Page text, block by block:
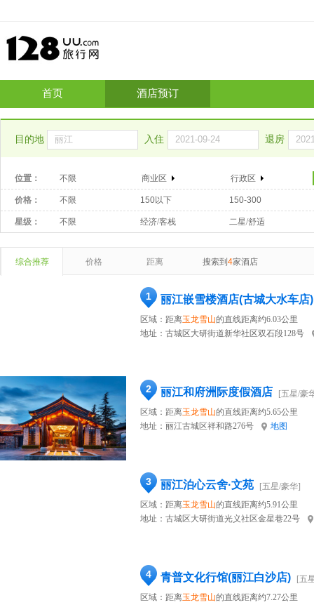
首页 酒店预订
目的地 入住 退房
位置： 不限 商业区 行政区
价格： 不限 150以下 150-300
星级： 不限 经济/客栈 二星/舒适
综合推荐 价格 距离 搜索到 4家酒店
1 丽江嵌雪楼酒店(古城大水车店)
区域：距离玉龙雪山的直线距离约6.03公里
地址： 古城区大研街道新华社区双石段128号
2 丽江和府洲际度假酒店
[五星/豪
区域：距离玉龙雪山的直线距离约5.65公里
地址： 丽江古城区祥和路276号 地图
3 丽江泊心云舍·文苑
[五星/豪华]
区域：距离玉龙雪山的直线距离约5.91公里
地址： 古城区大研街道光义社区金星巷22号
4 青普文化行馆(丽江白沙店)
[五
区域：距离玉龙雪山的直线距离约7.27公里